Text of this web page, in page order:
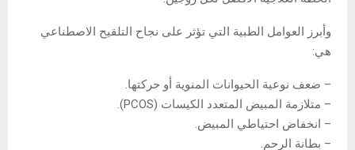
وأبرز العوامل الطبية التي تؤثر على نجاح التلقيح الاصطناعي
هي:
– ضعف نوعية الحيوانات المنوية أو حركتها.
– متلازمة المبيض المتعدد الكيسات (PCOS).
– انخفاض احتياطي المبيض.
– بطانة الرحم.